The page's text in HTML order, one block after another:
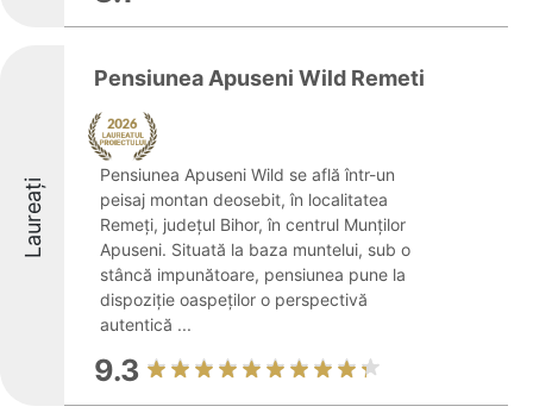
Laureați
Pensiunea Apuseni Wild Remeti
Pensiunea Apuseni Wild se află într-un
peisaj montan deosebit, în localitatea
Remeți, județul Bihor, în centrul Munților
Apuseni. Situată la baza muntelui, sub o
stâncă impunătoare, pensiunea pune la
dispoziție oaspeților o perspectivă
autentică ...
9.3